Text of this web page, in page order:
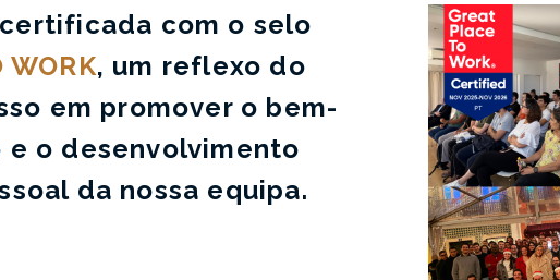
com o selo
WORK, um reflexo do
em promover o bem-
e o desenvolvimento
da nossa equipa.